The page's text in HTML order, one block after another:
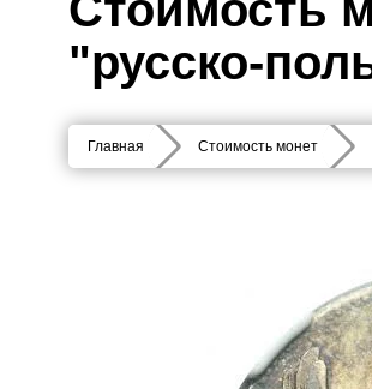
"русско-
Главная Стоимость монет